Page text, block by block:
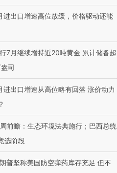
进出口增速高位放缓，价格驱动还能
7月继续增持近20吨黄金 累计储备超
司
进出口增速从高位略有回落 涨价动力
前瞻：生态环境法典施行；巴西总统
选阶段
普坚称美国防空弹药库存充足 但不